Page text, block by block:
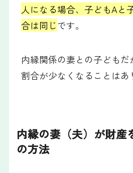
人になる場合、子どもAと
合は同じです。
内縁関係の妻との子ども
割合が少なくなることはあ
内縁の妻（夫）が財産
の方法